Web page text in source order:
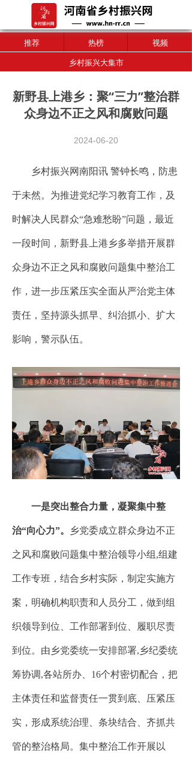
推荐 热榜
视频
乡村振兴大集市
新野县上港乡：聚“三力”整治群
众身边不正之风和腐败问题
乡村振兴网南阳讯 警钟长鸣，防患
于未然。为推进党纪学习教育工作，及
时解决人民群众“急难愁盼”问题，最近
一段时间，新野县上港乡多举措开展群
众身边不正之风和腐败问题集中整治工
作，进一步压紧压实全面从严治党主体
责任，坚持源头抓早、纠治抓小、扩大
影响，警示队伍。
一是突出整合力量，凝聚集中整
治“向心力”。 乡党委成立群众身边不正
之风和腐败问题集中整治领导小组,组建
工作专班，结合乡村实际，制定实施方
案，明确机构职责和人员分工，做到组
织领导到位、工作部署到位、履职尽责
到位。由乡党委统一安排部署,乡纪委统
筹协调,各站所办、16个村密切配合，把
主体责任和监督责任一贯到底、压紧压
实，形成系统治理、条块结合、齐抓共
管的整治格局。集中整治工作开展以
2024-06-20